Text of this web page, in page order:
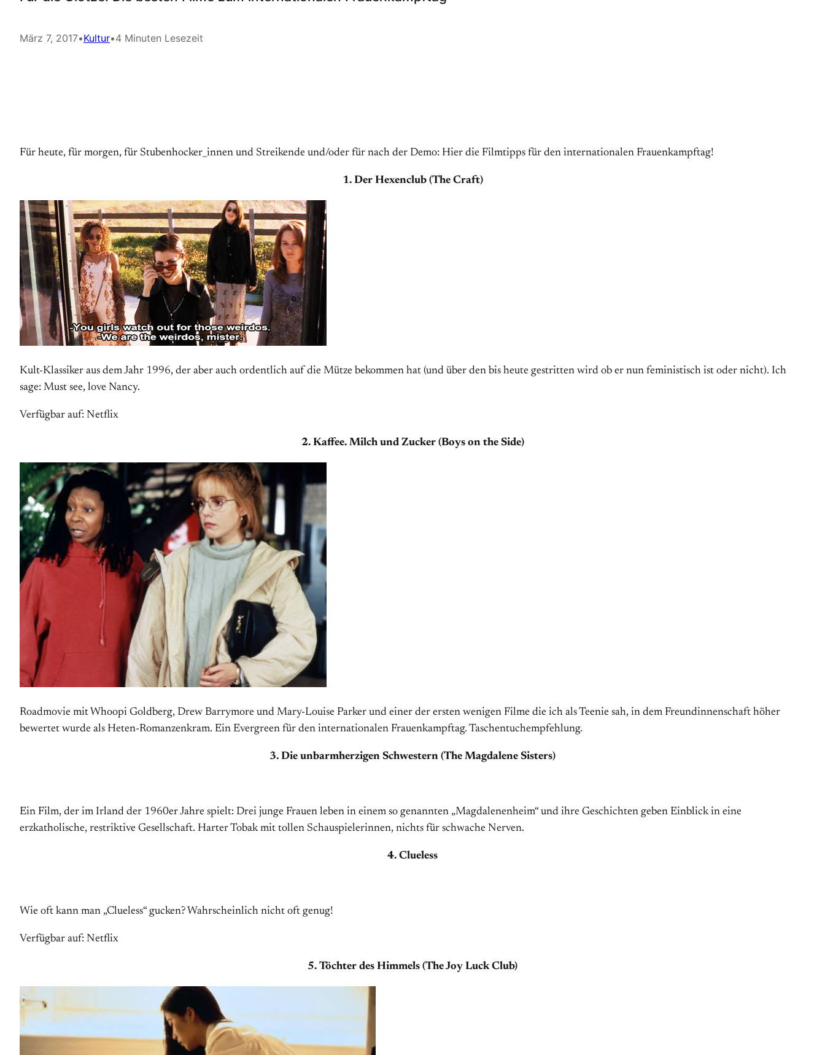
März 7, 2017•Kultur•4 Minuten Lesezeit
Für heute, für morgen, für Stubenhocker_innen und Streikende und/oder für nach der Demo: Hier die Filmtipps für den internationalen Frauenkampftag!
1. Der Hexenclub (The Craft)
Kult-Klassiker aus dem Jahr 1996, der aber auch ordentlich auf die Mütze bekommen hat (und über den bis heute gestritten wird ob er nun feministisch ist oder nicht). Ich
sage: Must see, love Nancy.
Verfügbar auf: Netflix
2. Kaffee. Milch und Zucker (Boys on the Side)
Roadmovie mit Whoopi Goldberg, Drew Barrymore und Mary-Louise Parker und einer der ersten wenigen Filme die ich als Teenie sah, in dem Freundinnenschaft höher
bewertet wurde als Heten-Romanzenkram. Ein Evergreen für den internationalen Frauenkampftag. Taschentuchempfehlung.
3. Die unbarmherzigen Schwestern (The Magdalene Sisters)
Ein Film, der im Irland der 1960er Jahre spielt: Drei junge Frauen leben in einem so genannten „Magdalenenheim“ und ihre Geschichten geben Einblick in eine
erzkatholische, restriktive Gesellschaft. Harter Tobak mit tollen Schauspielerinnen, nichts für schwache Nerven.
4. Clueless
Wie oft kann man „Clueless“ gucken? Wahrscheinlich nicht oft genug!
Verfügbar auf: Netflix
5. Töchter des Himmels (The Joy Luck Club)